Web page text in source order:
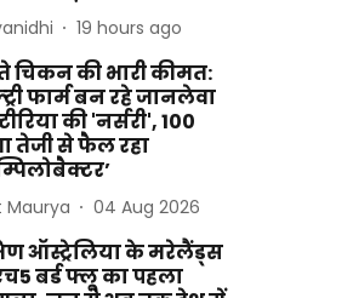
19 hours ago
चिकन की भारी कीमत:
फार्म बन रहे जानलेवा
की 'नर्सरी', 100
तेजी से फैल रहा
Maurya 04 Aug 2026
ऑस्ट्रेलिया के मरेलैंड्स
बर्ड फ्लू का पहला